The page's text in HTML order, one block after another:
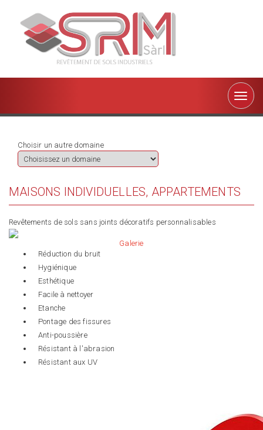
Toggle
Choisir un autre domaine
MAISONS INDIVIDUELLES, APPARTEMENTS
Revêtements de sols sans joints décoratifs personnalisables
Galerie
Réduction du bruit
Hygiénique
Esthétique
Facile à nettoyer
Etanche
Pontage des fissures
Anti-poussière
Résistant à l'abrasion
Résistant aux UV